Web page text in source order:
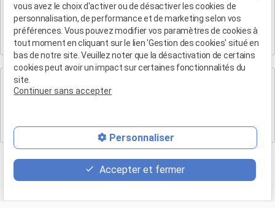
Maître Patrice HUMBERT
4 rue du Quatre-Septembre
13100 AIX EN PROVENCE
Maître Patrice HUMBERT
13015 MARSEILLE
vous avez le choix d'activer ou de désactiver les cookies de
personnalisation, de performance et de marketing selon vos
préférences. Vous pouvez modifier vos paramètres de cookies à
tout moment en cliquant sur le lien 'Gestion des cookies' situé en
bas de notre site. Veuillez noter que la désactivation de certains
cookies peut avoir un impact sur certaines fonctionnalités du
site.
Continuer sans accepter
Personnaliser
Accepter et fermer